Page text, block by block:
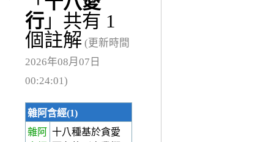
行 」共有 1
個註解 (更新時間
2026年08月07日
00:24:01)
雜阿含經(1)
雜阿 十八種基於貪愛